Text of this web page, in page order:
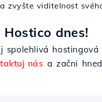
zvyšte viditelnost
dnes!
nás a začni